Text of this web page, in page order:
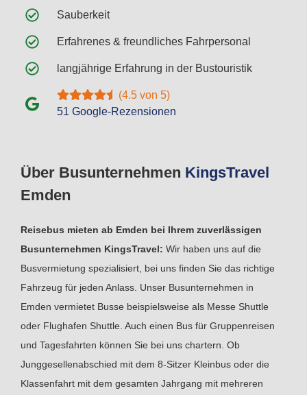
Über Busunternehmen KingsTravel
Emden
Reisebus mieten ab Emden bei Ihrem zuverlässigen
Busunternehmen KingsTravel: Wir haben uns auf die
Busvermietung spezialisiert, bei uns finden Sie das richtige
Fahrzeug für jeden Anlass. Unser Busunternehmen in
Emden vermietet Busse beispielsweise als Messe Shuttle
oder Flughafen Shuttle. Auch einen Bus für Gruppenreisen
und Tagesfahrten können Sie bei uns chartern. Ob
Junggesellenabschied mit dem 8-Sitzer Kleinbus oder die
Klassenfahrt mit dem gesamten Jahrgang mit mehreren
Sauberkeit
Erfahrenes & freundliches Fahrpersonal
langjährige Erfahrung in der Bustouristik
(4.5 von 5)
51 Google-Rezensionen